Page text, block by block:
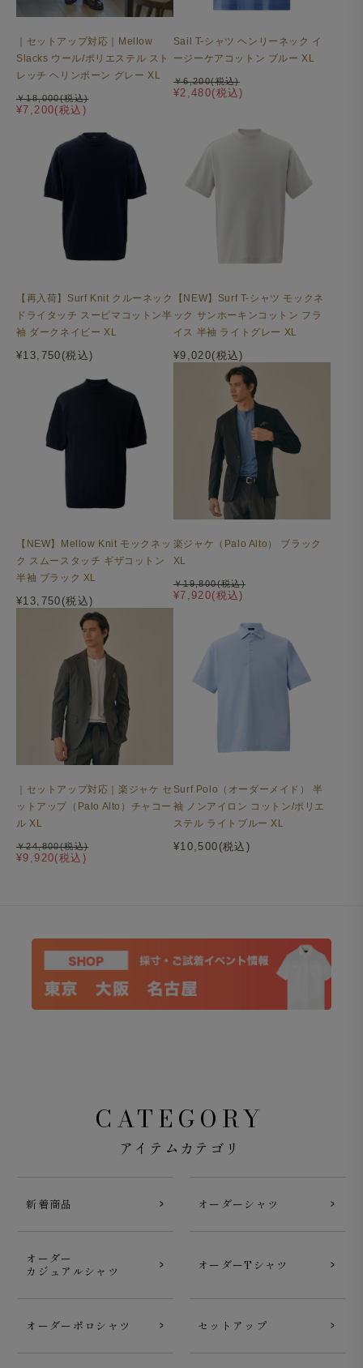
｜セットアップ対応｜Mellow
Slacks ウール/ポリエステル スト
レッチ ヘリンボーン グレー XL
¥7,200(税込)
￥18,000(税込)
Sail T-シャツ ヘンリーネック イ
ージーケアコットン ブルー XL
¥2,480(税込)
￥6,200(税込)
【再入荷】Surf Knit クルーネック
ドライタッチ スーピマコットン半
袖 ダークネイビー XL
¥13,750(税込)
【NEW】Surf T-シャツ モックネ
ック サンホーキンコットン フラ
イス 半袖 ライトグレー XL
¥9,020(税込)
【NEW】Mellow Knit モックネッ
ク スムースタッチ ギザコットン
半袖 ブラック XL
¥13,750(税込)
楽ジャケ（Palo Alto） ブラック
XL
¥7,920(税込)
￥19,800(税込)
｜セットアップ対応｜楽ジャケ セ
ットアップ（Palo Alto）チャコー
ル XL
¥9,920(税込)
￥24,800(税込)
Surf Polo（オーダーメイド） 半
袖 ノンアイロン コットン/ポリエ
ステル ライトブルー XL
¥10,500(税込)
CATEGORY
アイテムカテゴリ
新着商品 オーダーシャツ
オーダー
カジュアルシャツ
オーダーTシャツ
オーダーポロシャツ セットアップ